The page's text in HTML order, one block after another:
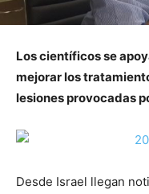
Los científicos se
mejorar los
lesiones provocadas
Desde Israel llegan